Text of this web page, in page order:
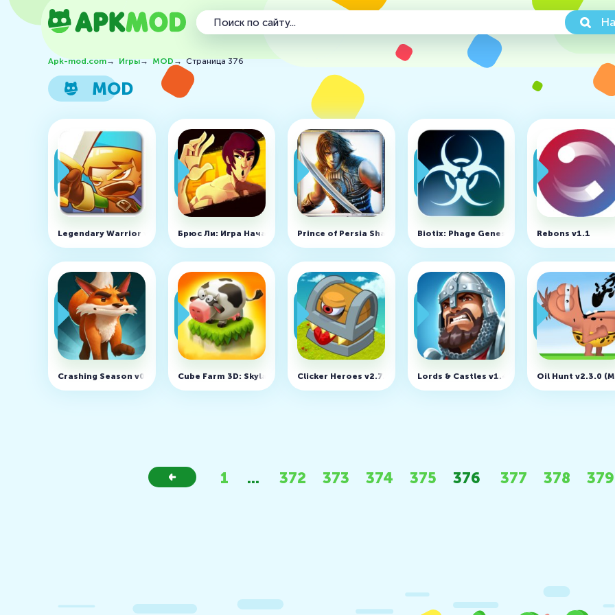
Apk-mod.com→Игры→MOD→Страница 376
MOD
Legendary Warrior v1.0.10 (MOD, много денег)Брюс Ли: Игра Началась v1.5.0.6881 (MOD, много денег)
Prince of Persia Shadow Flame v2.0.2 (MOD, много денег)
Biotix: Phage Genesis v2.6 (MOD. много
Rebons v1.1
Crashing Season v0.2.0.1 (MOD, много денег)Cube Farm 3D: Skyland Craft v1.1.238a (MOD, много денег)
Clicker Heroes v2.7.5664 (MOD, Меню)Lords & Castles v1.43 (MOD,Oil Hunt v2.3.0
1 ... 372 373 374 375 376 377 378 379